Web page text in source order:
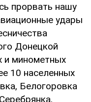
прорвать нашу
удары
Донецкой
и минометных
10 населенных
Белогоровка